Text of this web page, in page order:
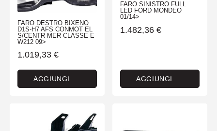
FARO DESTRO BIXENO
D1S-H7 AFS CONMOT EL
S/CENTR MER CLASSE E
W212 09>
1.019,33 €
AGGIUNGI
FARO SINISTRO FULL
LED FORD MONDEO
01/14>
1.482,36 €
AGGIUNGI